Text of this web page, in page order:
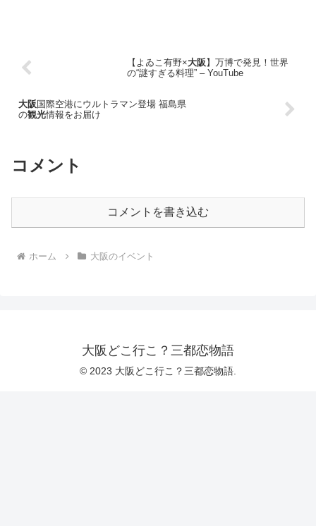
【よゐこ有野×大阪 】万博で発見！世界
の“謎すぎる料理” – YouTube
大阪 国際空港にウルトラマン登場 福島県
の観光情報をお届け
コメント
コメントを書き込む
ホーム 大阪のイベント
大阪どこ行こ？三都恋物語
© 2023 大阪どこ行こ？三都恋物語.